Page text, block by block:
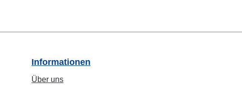
Informationen
Über uns